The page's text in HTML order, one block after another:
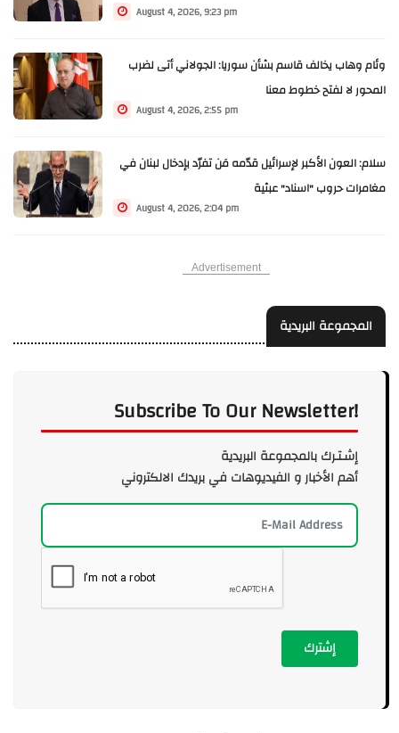
August 4, 2026, 9:23 pm
وئام وهاب يخالف قاسم بشأن سوريا: الجولاني أتى لضرب
المحور لا لفتح خطوط معنا
August 4, 2026, 2:55 pm
سلام: العون الأكبر لإسرائيل قدّمه مَن تفرّد بإدخال لبنان في
مغامرات حروب "اسناد" عبثية
August 4, 2026, 2:04 pm
Advertisement
المجموعة البريدية
Subscribe To Our Newsletter!
إشـتـرك بالمجموعة البريدية
أهم الأخبار و الفيديوهات في بريدك الالكتروني
إشترك